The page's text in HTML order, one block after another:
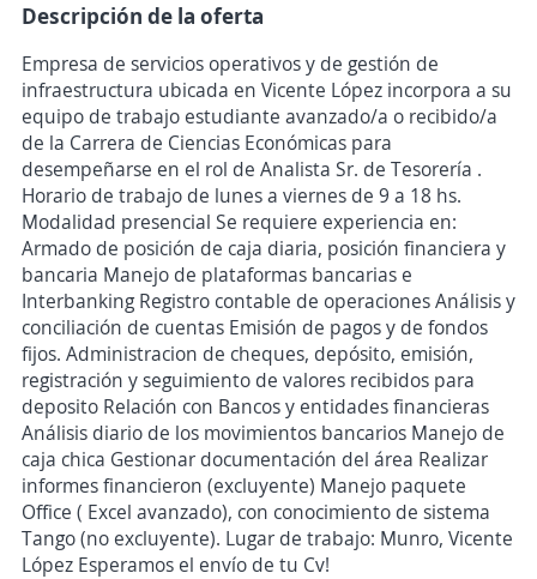
Descripción de la oferta
Empresa de servicios operativos y de gestión de
infraestructura ubicada en Vicente López incorpora a su
equipo de trabajo estudiante avanzado/a o recibido/a
de la Carrera de Ciencias Económicas para
desempeñarse en el rol de Analista Sr. de Tesorería .
Horario de trabajo de lunes a viernes de 9 a 18 hs.
Modalidad presencial Se requiere experiencia en:
Armado de posición de caja diaria, posición financiera y
bancaria Manejo de plataformas bancarias e
Interbanking Registro contable de operaciones Análisis y
conciliación de cuentas Emisión de pagos y de fondos
fijos. Administracion de cheques, depósito, emisión,
registración y seguimiento de valores recibidos para
deposito Relación con Bancos y entidades financieras
Análisis diario de los movimientos bancarios Manejo de
caja chica Gestionar documentación del área Realizar
informes financieron (excluyente) Manejo paquete
Office ( Excel avanzado), con conocimiento de sistema
Tango (no excluyente). Lugar de trabajo: Munro, Vicente
López Esperamos el envío de tu Cv!